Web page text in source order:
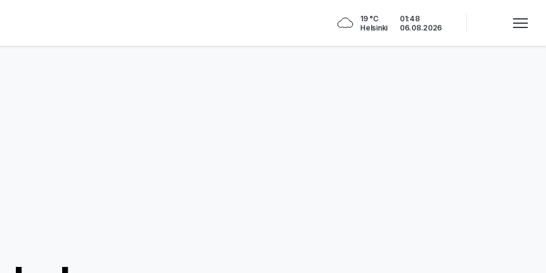
19 °C
Helsinki
01:48
06.08.2026